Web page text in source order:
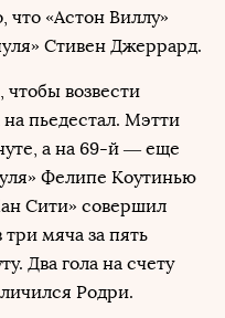
что «Астон Виллу»
Стивен Джеррард.
чтобы возвести
пьедестал. Мэтти
а на 69-й — еще
Фелипе Коутинью
Сити» совершил
мяча за пять
Два гола на счету
Родри.